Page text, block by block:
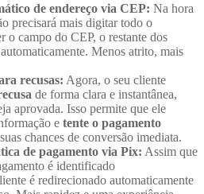
de endereço via CEP: Na hora
precisará mais digitar todo o
o campo do CEP, o restante dos
Menos atrito, mais
recusas: Agora, o seu cliente
de forma clara e instantânea,
aprovada. Isso permite que ele
e tente o pagamento
chances de conversão imediata.
de pagamento via Pix: Assim que
é identificado
é redirecionado automaticamente